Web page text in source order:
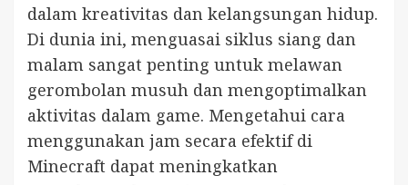
dalam kreativitas dan kelangsungan hidup.
Di dunia ini, menguasai siklus siang dan
malam sangat penting untuk melawan
gerombolan musuh dan mengoptimalkan
aktivitas dalam game. Mengetahui cara
menggunakan jam secara efektif di
Minecraft dapat meningkatkan